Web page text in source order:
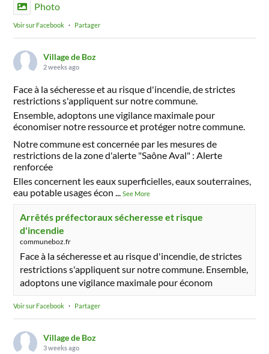
Photo
Voir sur Facebook · Partager
Village de Boz
2 weeks ago
Face à la sécheresse et au risque d'incendie, de strictes
restrictions s'appliquent sur notre commune.
Ensemble, adoptons une vigilance maximale pour
économiser notre ressource et protéger notre commune.
Notre commune est concernée par les mesures de
restrictions de la zone d'alerte "Saône Aval" : Alerte
renforcée
Elles concernent les eaux superficielles, eaux souterraines,
eau potable usages écon ...See More
Arrêtés préfectoraux sécheresse et risque
d'incendie
communeboz.fr
Face à la sécheresse et au risque d'incendie, de strictes
restrictions s'appliquent sur notre commune. Ensemble,
adoptons une vigilance maximale pour économ
Voir sur Facebook · Partager
Village de Boz
3 weeks ago